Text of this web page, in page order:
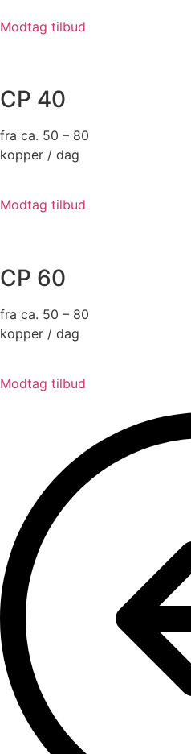
Modtag tilbud
CP 40
fra ca. 50 – 80
kopper / dag
Modtag tilbud
CP 60
fra ca. 50 – 80
kopper / dag
Modtag tilbud